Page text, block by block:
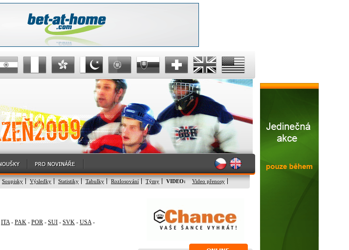
Soupisky Výsledky Statistiky Tabulky Rozlosování Týmy VIDEO: Video přenosy
ITA- PAK - POR - SUI - SVK - USA-